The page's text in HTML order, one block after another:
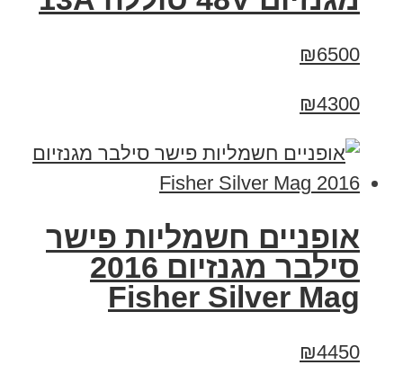
₪6500
₪4300
אופניים חשמליות פישר
סילבר מגנזיום 2016
Fisher Silver Mag
₪4450